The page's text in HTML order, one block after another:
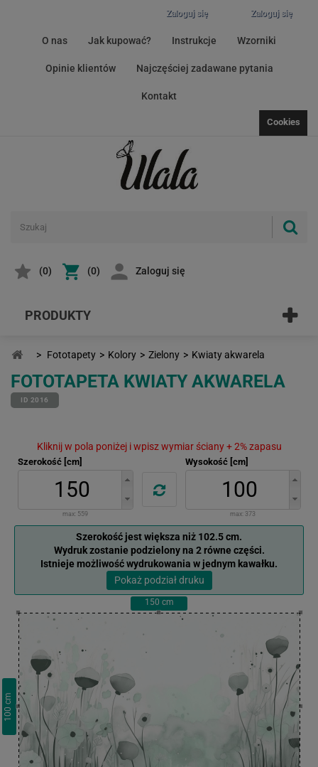
Zaloguj się
Zaloguj się
O nas Jak kupować? Instrukcje Wzorniki
Opinie klientów Najczęściej zadawane pytania
Kontakt
Cookies
(0) (0) Zaloguj się
PRODUKTY
> Fototapety > Kolory > Zielony > Kwiaty akwarela
FOTOTAPETA KWIATY AKWARELA
ID 2016
Kliknij w pola poniżej i wpisz wymiar ściany + 2% zapasu
Szerokość [cm]
max: 559
Wysokość [cm]
max: 373
Szerokość jest większa niż 102.5 cm.
Wydruk zostanie podzielony na 2 równe części.
Istnieje możliwość wydrukowania w jednym kawałku.
Pokaż podział druku
150 cm
100
cm